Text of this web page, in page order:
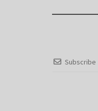
Subscribe